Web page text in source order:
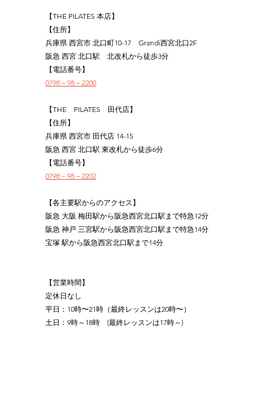
【THE PILATES 本店】
【住所】
兵庫県 西宮市 北口町10-17　Grandi西宮北口2F
阪急 西宮 北口駅　北改札から徒歩3分
【電話番号】
0798－98－2200
【THE　PILATES　田代店】
【住所】
兵庫県 西宮市 田代店 14-15
阪急 西宮 北口駅 東改札から徒歩6分
【電話番号】
0798－98－2202
【各主要駅からのアクセス】
阪急 大阪 梅田駅から阪急西宮北口駅まで特急12分
阪急 神戸 三宮駅から阪急西宮北口駅まで特急14分
宝塚 駅から阪急西宮北口駅まで14分
【営業時間】
定休日なし
平日：10時〜21時（最終レッスンは20時〜）
土日：9時～18時　(最終レッスンは17時～)